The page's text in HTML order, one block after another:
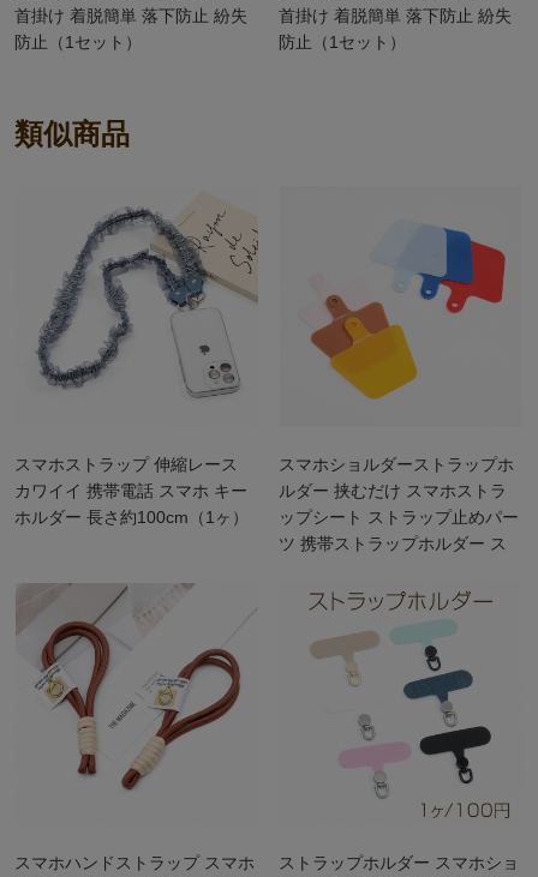
首掛け 着脱簡単 落下防止 紛失
防止（1セット）
首掛け 着脱簡単 落下防止 紛失
防止（1セット）
類似商品
スマホストラップ 伸縮レース
カワイイ 携帯電話 スマホ キー
ホルダー 長さ約100cm（1ヶ）
スマホショルダーストラップホ
ルダー 挟むだけ スマホストラ
ップシート ストラップ止めパー
ツ 携帯ストラップホルダー ス
（10ヶ
スマホハンドストラップ スマホ
ストラップホルダー スマホショ